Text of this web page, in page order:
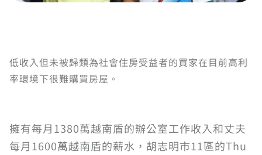
低收入但未被歸類為社會住房受益者的買家在目前高利
率環境下很難購買房屋。
擁有每月1380萬越南盾的辦公室工作收入和丈夫
每月1600萬越南盾的薪水，胡志明市11區的Thu